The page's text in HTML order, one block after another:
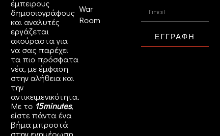
έμπειρους
δημοσιογράφους
και αναλυτές
εργάζεται
ακούραστα για
να σας παρέχει
τα πιο πρόσφατα
νέα, με έμφαση
στην αλήθεια και
την
αντικειμενικότητα.
Με το 15minutes,
είστε πάντα ένα
βήμα μπροστά
War
Room
ΕΓΓΡΑΦΗ